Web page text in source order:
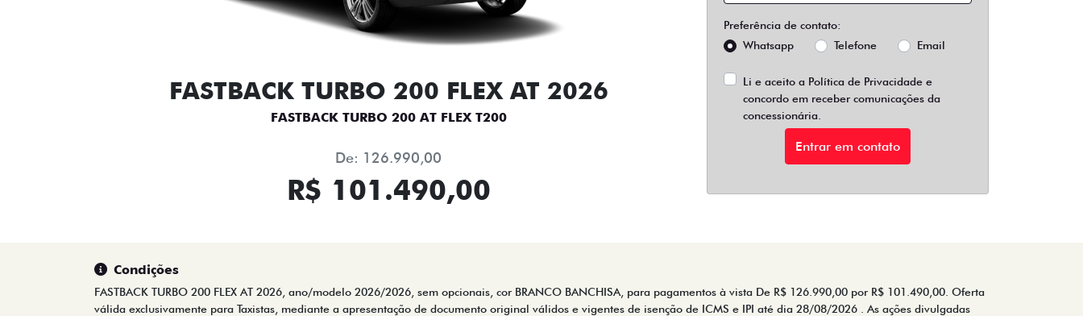
FASTBACK TURBO 200 FLEX AT 2026
FASTBACK TURBO 200 AT FLEX T200
De: 126.990,00
R$ 101.490,00
Preferência de contato:
Whatsapp
Telefone Email
Li e aceito a Política de Privacidade e
concordo em receber comunicações da
concessionária.
Entrar em contato
Condições
FASTBACK TURBO 200 FLEX AT 2026, ano/modelo 2026/2026, sem opcionais, cor BRANCO BANCHISA, para pagamentos à vista De R$ 126.990,00 por R$ 101.490,00. Oferta
válida exclusivamente para Taxistas, mediante a apresentação de documento original válidos e vigentes de isenção de ICMS e IPI até dia 28/08/2026 . As ações divulgadas